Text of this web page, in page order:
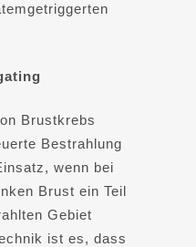
Brustkrebs
Bestrahlung
wenn bei
Brust ein Teil
Gebiet
ist es, dass